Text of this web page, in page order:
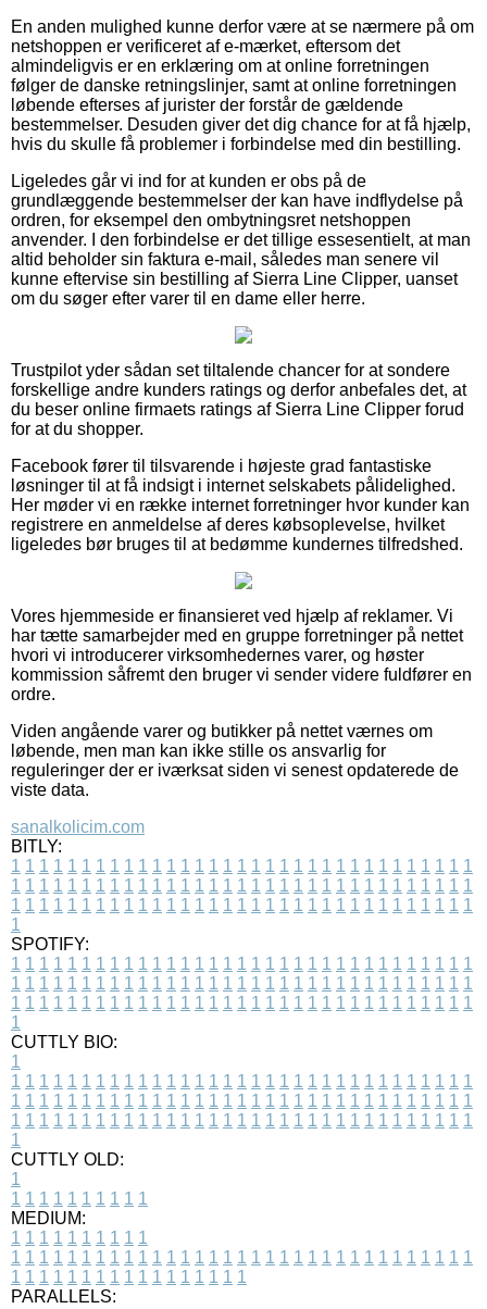
En anden mulighed kunne derfor være at se nærmere på om
netshoppen er verificeret af e-mærket, eftersom det
almindeligvis er en erklæring om at online forretningen
følger de danske retningslinjer, samt at online forretningen
løbende efterses af jurister der forstår de gældende
bestemmelser. Desuden giver det dig chance for at få hjælp,
hvis du skulle få problemer i forbindelse med din bestilling.
Ligeledes går vi ind for at kunden er obs på de
grundlæggende bestemmelser der kan have indflydelse på
ordren, for eksempel den ombytningsret netshoppen
anvender. I den forbindelse er det tillige essesentielt, at man
altid beholder sin faktura e-mail, således man senere vil
kunne eftervise sin bestilling af Sierra Line Clipper, uanset
om du søger efter varer til en dame eller herre.
Trustpilot yder sådan set tiltalende chancer for at sondere
forskellige andre kunders ratings og derfor anbefales det, at
du beser online firmaets ratings af Sierra Line Clipper forud
for at du shopper.
Facebook fører til tilsvarende i højeste grad fantastiske
løsninger til at få indsigt i internet selskabets pålidelighed.
Her møder vi en række internet forretninger hvor kunder kan
registrere en anmeldelse af deres købsoplevelse, hvilket
ligeledes bør bruges til at bedømme kundernes tilfredshed.
Vores hjemmeside er finansieret ved hjælp af reklamer. Vi
har tætte samarbejder med en gruppe forretninger på nettet
hvori vi introducerer virksomhedernes varer, og høster
kommission såfremt den bruger vi sender videre fuldfører en
ordre.
Viden angående varer og butikker på nettet værnes om
løbende, men man kan ikke stille os ansvarlig for
reguleringer der er iværksat siden vi senest opdaterede de
viste data.
sanalkolicim.com
BITLY:
1 1 1 1 1 1 1 1 1 1 1 1 1 1 1 1 1 1 1 1 1 1 1 1 1 1 1 1 1 1 1 1 1
1 1 1 1 1 1 1 1 1 1 1 1 1 1 1 1 1 1 1 1 1 1 1 1 1 1 1 1 1 1 1 1 1
1 1 1 1 1 1 1 1 1 1 1 1 1 1 1 1 1 1 1 1 1 1 1 1 1 1 1 1 1 1 1 1 1
1
SPOTIFY:
1 1 1 1 1 1 1 1 1 1 1 1 1 1 1 1 1 1 1 1 1 1 1 1 1 1 1 1 1 1 1 1 1
1 1 1 1 1 1 1 1 1 1 1 1 1 1 1 1 1 1 1 1 1 1 1 1 1 1 1 1 1 1 1 1 1
1 1 1 1 1 1 1 1 1 1 1 1 1 1 1 1 1 1 1 1 1 1 1 1 1 1 1 1 1 1 1 1 1
1
CUTTLY BIO:
1
1 1 1 1 1 1 1 1 1 1 1 1 1 1 1 1 1 1 1 1 1 1 1 1 1 1 1 1 1 1 1 1 1
1 1 1 1 1 1 1 1 1 1 1 1 1 1 1 1 1 1 1 1 1 1 1 1 1 1 1 1 1 1 1 1 1
1 1 1 1 1 1 1 1 1 1 1 1 1 1 1 1 1 1 1 1 1 1 1 1 1 1 1 1 1 1 1 1 1
1
CUTTLY OLD:
1
1 1 1 1 1 1 1 1 1 1
MEDIUM:
1 1 1 1 1 1 1 1 1 1
1 1 1 1 1 1 1 1 1 1 1 1 1 1 1 1 1 1 1 1 1 1 1 1 1 1 1 1 1 1 1 1 1
1 1 1 1 1 1 1 1 1 1 1 1 1 1 1 1 1
PARALLELS: